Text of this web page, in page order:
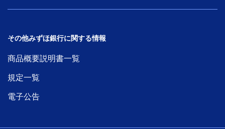
その他みずほ銀行に関する情報
商品概要説明書一覧
規定一覧
電子公告